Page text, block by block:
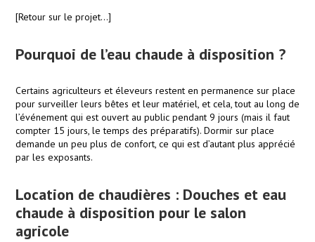
[Retour sur le projet…]
Pourquoi de l’eau chaude à disposition ?
Certains agriculteurs et éleveurs restent en permanence sur place
pour surveiller leurs bêtes et leur matériel, et cela, tout au long de
l’événement qui est ouvert au public pendant 9 jours (mais il faut
compter 15 jours, le temps des préparatifs). Dormir sur place
demande un peu plus de confort, ce qui est d’autant plus apprécié
par les exposants.
Location de chaudières : Douches et eau
chaude à disposition pour le salon
agricole